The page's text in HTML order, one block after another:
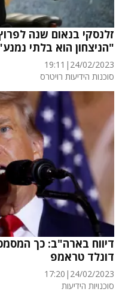
זלנסקי בנאום שנה
"הניצחון הוא בלתי
24/02/2023
|
19:11
סוכנות הידיעות רויטרס
דיווח בארה"ב: כך
דונלד טראמפ
24/02/2023
|
17:20
סוכנויות הידיעות